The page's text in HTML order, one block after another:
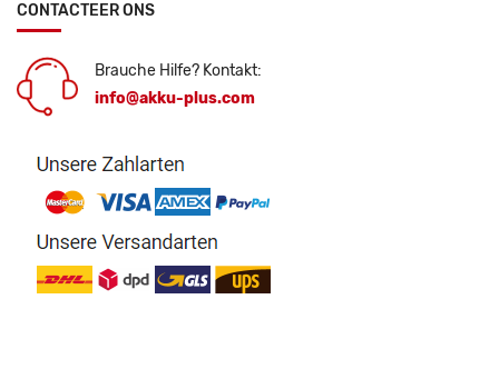
CONTACTEER ONS
Brauche Hilfe? Kontakt:
info@akku-plus.com